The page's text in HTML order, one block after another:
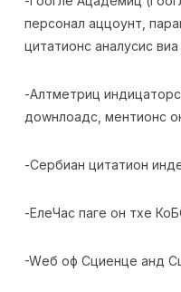
персонал аццоунт,
цитатионс аналyсис
-Алтметриц
доwнлоадс, ментионс
-Сербиан цитатион
-ЕлеЧас паге он тхе
-Wеб оф Сциенце анд